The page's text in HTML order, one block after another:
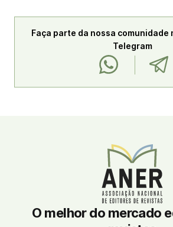
Faça parte da nossa comunidade
Telegram
O melhor do mercado